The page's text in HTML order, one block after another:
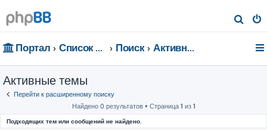
о
Портал Список форумов Поиск Активные темы
Активные темы
Перейти к расширенному поиску
Найдено 0 результатов • Страница 1 из 1
Подходящих тем или сообщений не найдено.